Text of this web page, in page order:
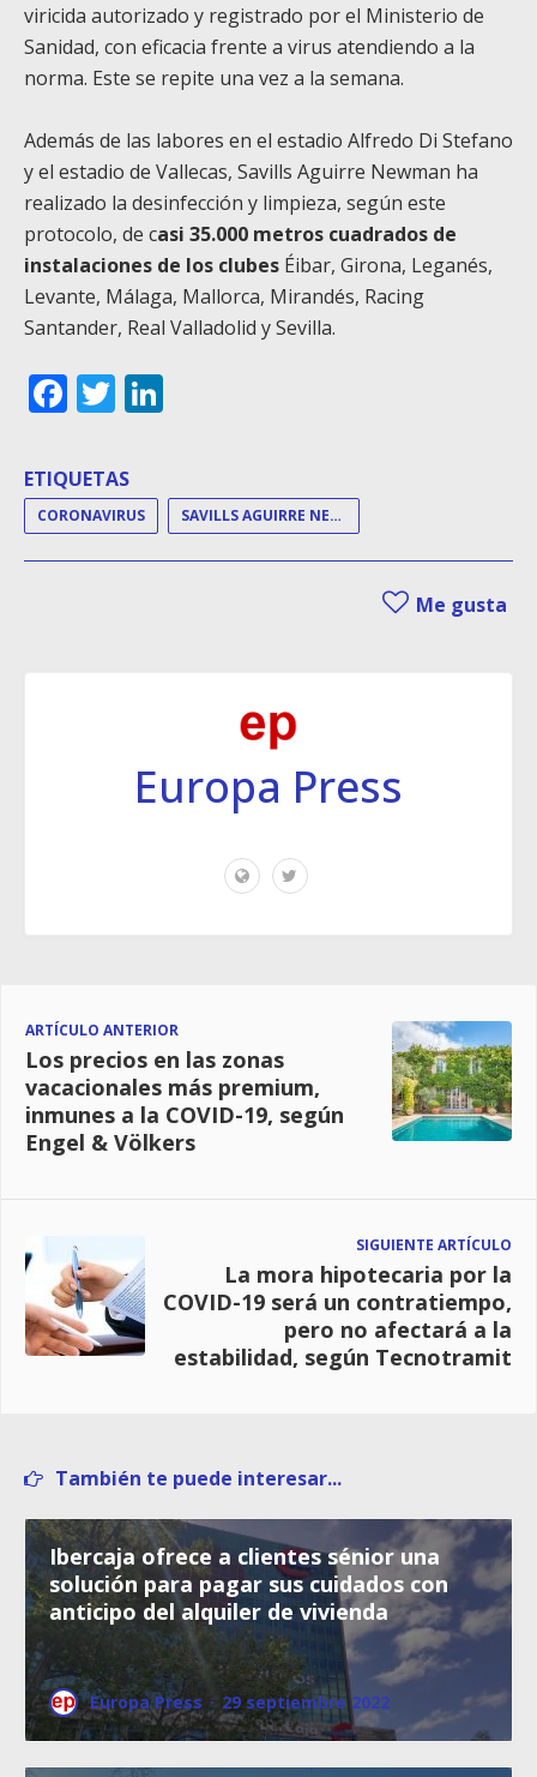
viricida autorizado y registrado por el Ministerio de
Sanidad, con eficacia frente a virus atendiendo a la
norma. Este se repite una vez a la semana.
Además de las labores en el estadio Alfredo Di Stefano
y el estadio de Vallecas, Savills Aguirre Newman ha
realizado la desinfección y limpieza, según este
protocolo, de casi 35.000 metros cuadrados de
instalaciones de los clubes Éibar, Girona, Leganés,
Levante, Málaga, Mallorca, Mirandés, Racing
Santander, Real Valladolid y Sevilla.
Facebook
Twitter
ETIQUETAS
CORONAVIRUS SAVILLS AGUIRRE NEWMAN
Me gusta
Europa Press
ARTÍCULO ANTERIOR
Los precios en las zonas
vacacionales más premium,
inmunes a la COVID-19, según
Engel & Völkers
SIGUIENTE ARTÍCULO
La mora hipotecaria por la
COVID-19 será un contratiempo,
pero no afectará a la
estabilidad, según Tecnotramit
También te puede interesar...
Ibercaja ofrece a clientes sénior una
solución para pagar sus cuidados con
anticipo del alquiler de vivienda
Europa Press · 29 septiembre 2022